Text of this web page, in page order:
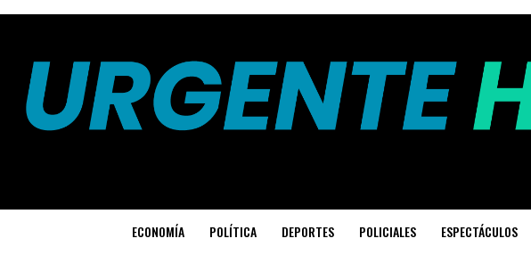
ECONOMÍA POLÍTICA DEPORTES POLICIALES ESPECTÁCULOS